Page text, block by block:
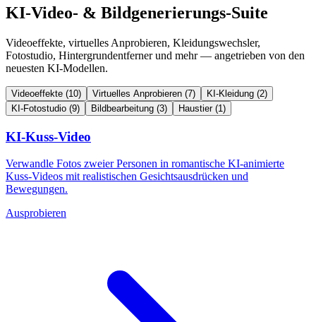
KI-Video- & Bildgenerierungs-Suite
Videoeffekte, virtuelles Anprobieren, Kleidungswechsler,
Fotostudio, Hintergrundentferner und mehr — angetrieben von den
neuesten KI-Modellen.
Videoeffekte (10) Virtuelles Anprobieren (7) KI-Kleidung (2)
KI-Fotostudio (9) Bildbearbeitung (3) Haustier (1)
KI-Kuss-Video
Verwandle Fotos zweier Personen in romantische KI-animierte
Kuss-Videos mit realistischen Gesichtsausdrücken und
Bewegungen.
Ausprobieren